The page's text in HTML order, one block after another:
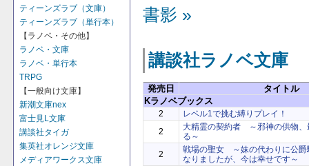
ティーンズラブ（文庫）
ティーンズラブ（単行本）
【ラノベ・その他】
ラノベ・文庫
ラノベ・単行本
TRPG
【一般向け文庫】
新潮文庫nex
富士見L文庫
講談社タイガ
集英社オレンジ文庫
メディアワークス文庫
書影 »
講談社ラノベ文庫
発売日
タイトル
Kラノベブックス
2
レベル1で挑む縛りプレイ！
2
大精霊の契約者 ～邪神の供物、
る～
2
戦場の聖女 ～妹の代わりに公爵
なりましたが、今は幸せです～